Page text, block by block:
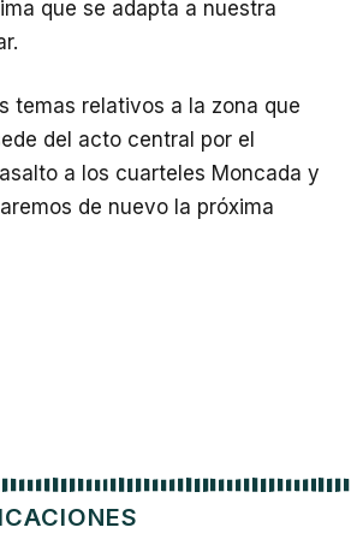
que se adapta a nuestra
temas relativos a la zona que
del acto central por el
a los cuarteles Moncada y
de nuevo la próxima